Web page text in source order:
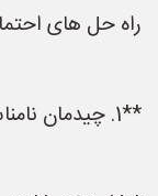
راه حل های
**1. چیدمان نامناسب ظروف:**